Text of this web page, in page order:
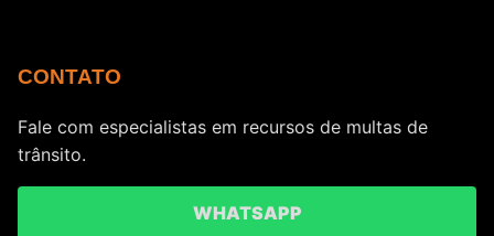
CONTATO
Fale com especialistas em recursos de multas de
trânsito.
WHATSAPP